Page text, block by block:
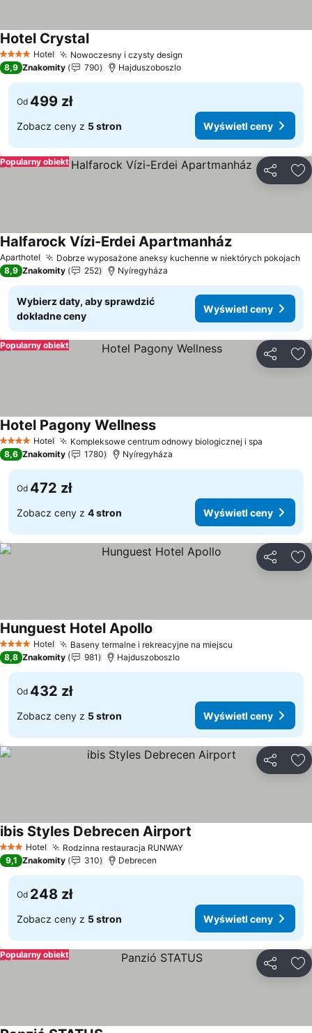
4 KategoriaHotel Nowoczesny i czysty design
Hotel CrystalWyświetl ceny
8,9 Znakomity 790 Hajduszoboszlo
Od 499 zł
Zobacz ceny z 5 stron Wyświetl ceny
Popularny obiekt
Aparthotel Dobrze wyposażone aneksy kuchenne w niektórych pokojach
Halfarock Vízi-Erdei ApartmanházWyświetl ceny
8,9 Znakomity 252 Nyíregyháza
Wybierz daty, aby sprawdzić
dokładne ceny
Wyświetl ceny
Popularny obiekt
4 KategoriaHotel Kompleksowe centrum odnowy biologicznej i spa
Hotel Pagony WellnessWyświetl ceny
8,6 Znakomity 1780 Nyíregyháza
Od 472 zł
Zobacz ceny z 4 stron Wyświetl ceny
4 KategoriaHotel Baseny termalne i rekreacyjne na miejscu
Hunguest Hotel Apollo
8,8 Znakomity 981 Hajduszoboszlo
Od 432 zł
Zobacz ceny z 5 stron Wyświetl ceny
3 Kategoria
Hotel Rodzinna restauracja RUNWAYWyświetl ceny
ibis Styles Debrecen Airport
9,1 Znakomity 310 Debrecen
Od 248 zł
Zobacz ceny z 5 stron Wyświetl ceny
Popularny obiekt